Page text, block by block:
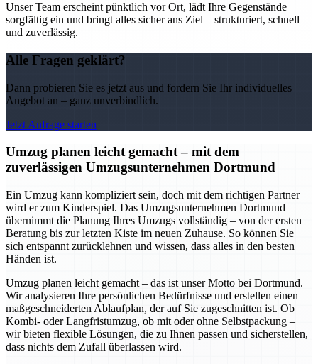
Unser Team erscheint pünktlich vor Ort, lädt Ihre Gegenstände
sorgfältig ein und bringt alles sicher ans Ziel – strukturiert, schnell
und zuverlässig.
Alle Fragen geklärt?
Dann probieren Sie es jetzt aus und fordern Sie Ihr individuelles
Angebot an – ganz unverbindlich.
Jetzt Anfrage starten
Umzug planen leicht gemacht – mit dem
zuverlässigen Umzugsunternehmen Dortmund
Ein Umzug kann kompliziert sein, doch mit dem richtigen Partner
wird er zum Kinderspiel. Das Umzugsunternehmen Dortmund
übernimmt die Planung Ihres Umzugs vollständig – von der ersten
Beratung bis zur letzten Kiste im neuen Zuhause. So können Sie
sich entspannt zurücklehnen und wissen, dass alles in den besten
Händen ist.
Umzug planen leicht gemacht – das ist unser Motto bei Dortmund.
Wir analysieren Ihre persönlichen Bedürfnisse und erstellen einen
maßgeschneiderten Ablaufplan, der auf Sie zugeschnitten ist. Ob
Kombi- oder Langfristumzug, ob mit oder ohne Selbstpackung –
wir bieten flexible Lösungen, die zu Ihnen passen und sicherstellen,
dass nichts dem Zufall überlassen wird.